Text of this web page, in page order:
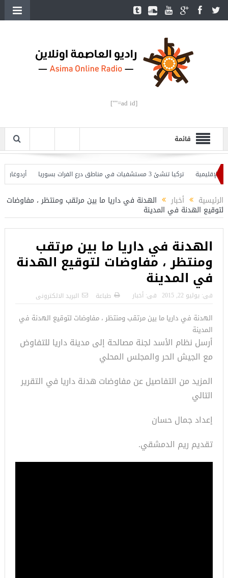
[ad id=""]
قائمة
تركيا تنشئ 3 مستشفيات في مناطق درع الفرات بسوريا
أردوغان
الرئيسية أخبار الهدنة في داريا ما بين مرتقب ومنتظر ، مفاوضات
لتوقيع الهدنة في المدينة
الهدنة في داريا ما بين مرتقب
ومنتظر ، مفاوضات لتوقيع الهدنة
في المدينة
فى: يوليو 22, 2015 فى: أخبار طباعة البريد الالكترونى
الهدنة في داريا ما بين مرتقب ومنتظر ، مفاوضات لتوقيع الهدنة في
المدينة
أرسل نظام الأسد لجنة مصالحة إلى مدينة داريا للتفاوض
مع الجيش الحر والمجلس المحلي
المزيد من التفاصيل عن مفاوضات هدنة داريا في التقرير
التالي
إعداد جمال حسان
تقديم ريم الدمشقي.